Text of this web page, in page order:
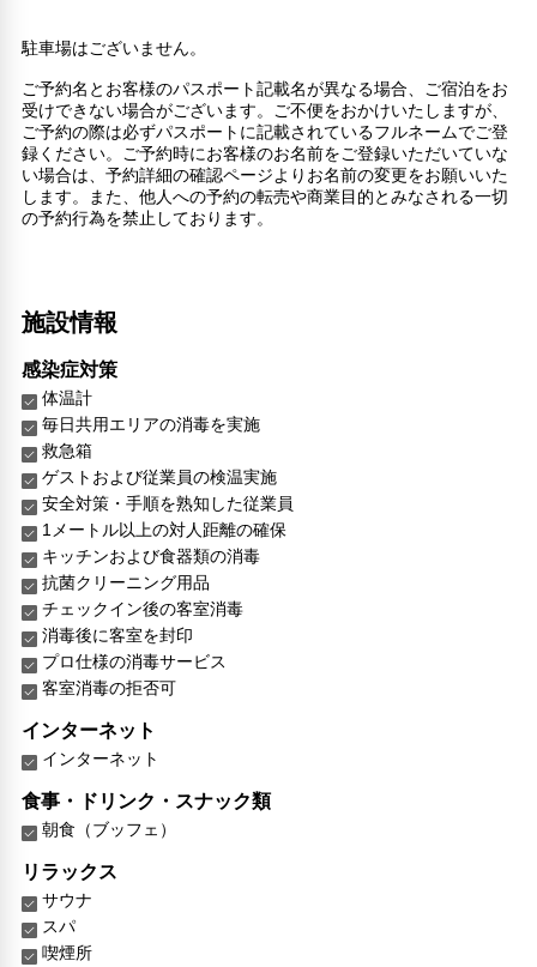
駐車場はございません。
ご予約名とお客様のパスポート記載名が異なる場合、ご宿泊をお
受けできない場合がございます。ご不便をおかけいたしますが、
ご予約の際は必ずパスポートに記載されているフルネームでご登
録ください。ご予約時にお客様のお名前をご登録いただいていな
い場合は、予約詳細の確認ページよりお名前の変更をお願いいた
します。また、他人への予約の転売や商業目的とみなされる一切
の予約行為を禁止しております。
施設情報
感染症対策
体温計
毎日共用エリアの消毒を実施
救急箱
ゲストおよび従業員の検温実施
安全対策・手順を熟知した従業員
1メートル以上の対人距離の確保
キッチンおよび食器類の消毒
抗菌クリーニング用品
チェックイン後の客室消毒
消毒後に客室を封印
プロ仕様の消毒サービス
客室消毒の拒否可
インターネット
インターネット
食事・ドリンク・スナック類
朝食（ブッフェ）
リラックス
サウナ
スパ
喫煙所